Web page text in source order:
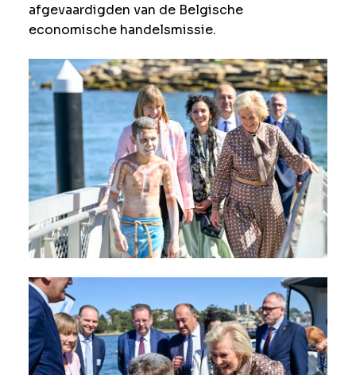
afgevaardigden van de Belgische
economische handelsmissie.